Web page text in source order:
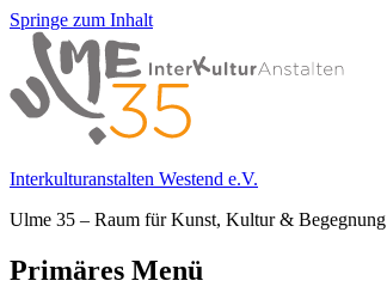
Springe zum Inhalt
Interkulturanstalten Westend e.V.
Ulme 35 – Raum für Kunst, Kultur & Begegnung
Primäres Menü